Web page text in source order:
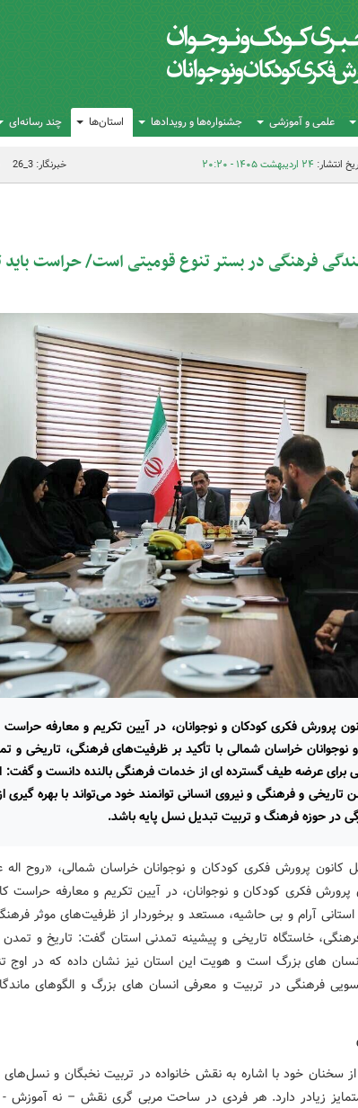
علمی و آموزشی جشنواره‌ها و رویدادها استان‌ها چند رسانه‌ای
انتشار: ۲۴ اردیبهشت ۱۴۰۵ - ۲۰:۲۰ خبرنگار: 3_26
فرهنگی در بستر تنوع قومیتی است/ حراست
پرورش فکری کودکان و نوجوانان، در آیین تکریم و معارفه حراست
خراسان شمالی با تأکید بر ظرفیت‌های فرهنگی، تاریخی و
برای عرضه طیف گسترده ای از خدمات فرهنگی بالنده دانست و گفت:
تاریخی و فرهنگی و نیروی انسانی توانمند خود می‌تواند با بهره گیری
در حوزه فرهنگ و تربیت تبدیل نسل پایه باشد.
کانون پرورش فکری کودکان و نوجوانان خراسان شمالی، «روح اله
فکری کودکان و نوجوانان، در آیین تکریم و معارفه حراست
آرام و بی حاشیه، مستعد و برخوردار از ظرفیت‌های موثر
خاستگاه تاریخی و پیشینه تمدنی استان گفت: تاریخ و
های بزرگ است و هویت این استان نیز نشان داده که در اوج
فرهنگی در تربیت و معرفی انسان های بزرگ و الگوهای
سخنان خود با اشاره به نقش خانواده در تربیت نخبگان و
زیادر دارد. هر فردی در ساحت مربی گری نقش – نه آموزش -